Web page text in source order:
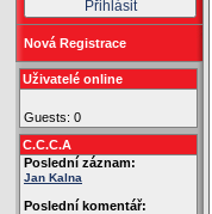
Nová Registrace
Uživatelé online
Guests: 0
C.C.C.A
Poslední záznam:
Jan Kalna
Poslední komentář: